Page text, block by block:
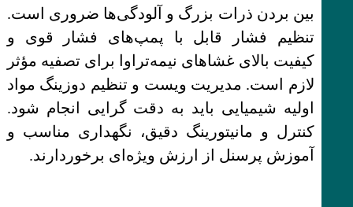
بین بردن ذرات بزرگ و آلودگی‌ها ضروری است.
تنظیم فشار قابل با پمپ‌های فشار قوی و
کیفیت بالای غشاهای نیمه‌تراوا برای تصفیه مؤثر
لازم است. مدیریت ویست و تنظیم دوزینگ مواد
اولیه شیمیایی باید به دقت گرایی انجام شود.
کنترل و مانیتورینگ دقیق، نگهداری مناسب و
آموزش پرسنل از ارزش ویژه‌ای برخوردارند.